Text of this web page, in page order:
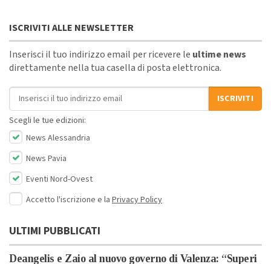
ISCRIVITI ALLE NEWSLETTER
Inserisci il tuo indirizzo email per ricevere le ultime news
direttamente nella tua casella di posta elettronica.
Indirizzo email
ISCRIVITI
Scegli le tue edizioni:
News Alessandria
News Pavia
Eventi Nord-Ovest
Accetto l'iscrizione e la Privacy Policy
ULTIMI PUBBLICATI
Deangelis e Zaio al nuovo governo di Valenza: “Superi